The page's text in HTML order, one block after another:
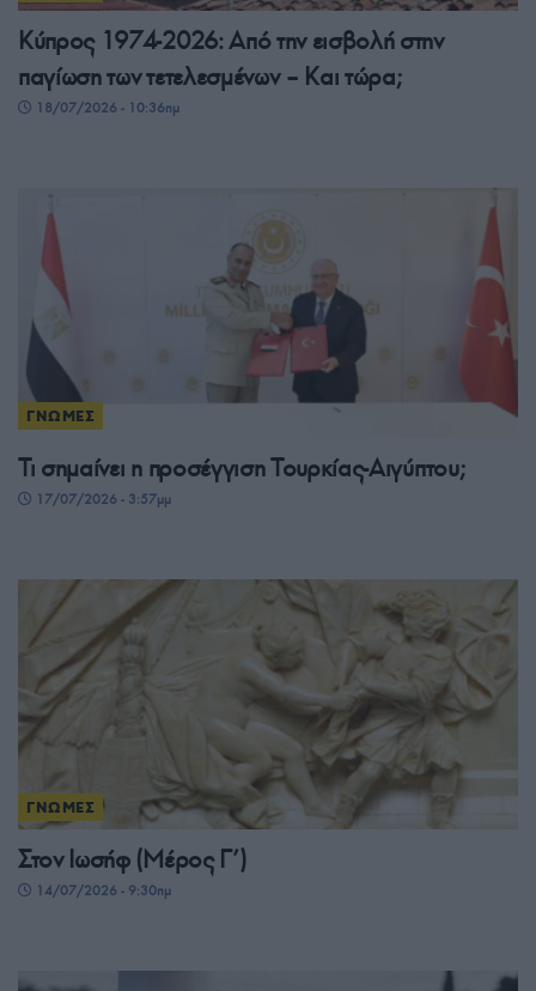
Κύπρος 1974-2026: Από την εισβολή στην
παγίωση των τετελεσμένων – Και τώρα;
18/07/2026 - 10:36πμ
ΓΝΩΜΕΣ
Τι σημαίνει η προσέγγιση Τουρκίας-Αιγύπτου;
17/07/2026 - 3:57μμ
ΓΝΩΜΕΣ
Στον Ιωσήφ (Μέρος Γ’)
14/07/2026 - 9:30πμ